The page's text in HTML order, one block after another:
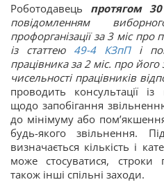
Роботодавець протягом
повідомленням
профорганізації за 3 міс про
із статтею49-4 КЗпПі
працівника за 2 міс. про
чисельності працівників
проводить консультації
щодо запобігання
до мінімуму або
будь-якого звільнення.
визначається кількість і
може стосуватися, строки
також інші спільні заходи.